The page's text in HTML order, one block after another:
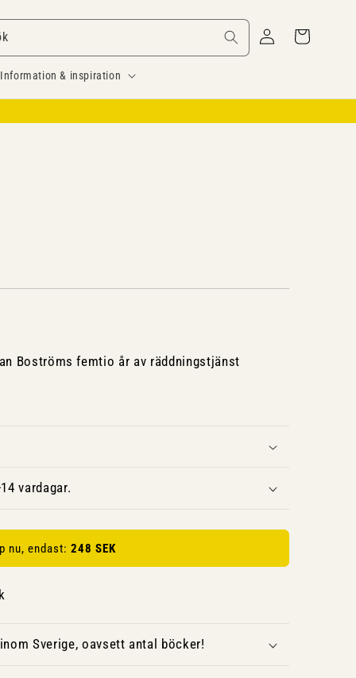
Information & inspiration
in
Varukorg
Boströms femtio år av räddningstjänst
vardagar.
nu, endast:248 SEK
inom Sverige, oavsett antal böcker!